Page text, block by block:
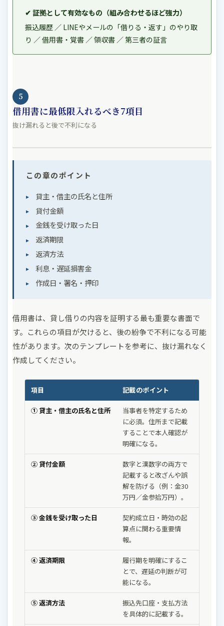
✔ 証拠として有効なもの（組み合わせるほど強力）
振込履歴 ／ LINEやメールの「借りる・返す」のやり取
り ／ 借用書・覚書 ／ 領収書 ／ 第三者の証言
5
借用書に最低限入れるべき7項目
抜け漏れると後で不利になる
この章のポイント
貸主・借主の氏名と住所
貸付金額
金銭を受け取った日
返済期限
返済方法
利息・遅延損害金
作成日・署名・押印
借用書は、貸し借りの内容を証明する最も重要な書面で
す。これらの項目が欠けると、後の紛争で不利になる可能
性があります。次のテンプレートを参考に、抜け漏れなく
作成してください。
項目 記載のポイント
① 貸主・借主の氏名と住所
当事者を特定するため
に必須。住所まで記載
することで本人確認が
明確になる。
② 貸付金額
数字と漢数字の両方で
記載すると改ざんや誤
解を防げる（例：金30
万円／金参拾万円）。
③ 金銭を受け取った日
契約成立日・時効の起
算点に関わる重要情
報。
④ 返済期限
履行期を明確にするこ
とで、遅延の判断が可
能になる。
⑤ 返済方法
振込先口座・支払方法
を具体的に記載する。